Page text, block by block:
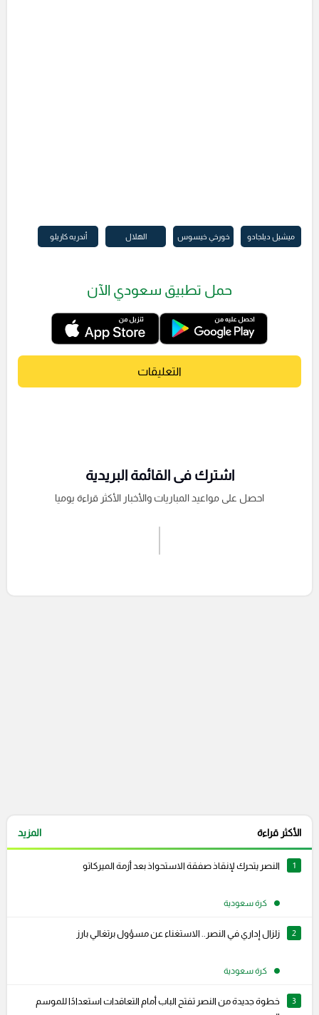
ميشيل ديلجادو خورخي خيسوس الهلال أندريه كاريلو
حمل تطبيق سعودي الآن
التعليقات
اشترك فى القائمة البريدية
احصل على مواعيد المباريات والأخبار الأكثر قراءة يوميا
الأكثر قراءة المزيد
1 النصر يتحرك لإنقاذ صفقة الاستحواذ بعد أزمة الميركاتو
كرة سعودية
2 زلزال إداري في النصر.. الاستغناء عن مسؤول برتغالي بارز
كرة سعودية
3
خطوة جديدة من النصر تفتح الباب أمام التعاقدات استعدادًا للموسم